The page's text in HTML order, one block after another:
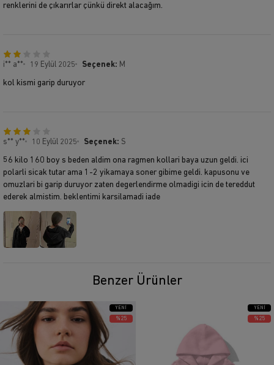
renklerini de çıkarırlar çünkü direkt alacağım.
i** a** 19 Eylül 2025 Seçenek: M
kol kismi garip duruyor
s** y** 10 Eylül 2025 Seçenek: S
56 kilo 160 boy s beden aldim ona ragmen kollari baya uzun geldi. ici
polarli sicak tutar ama 1-2 yikamaya soner gibime geldi. kapusonu ve
omuzlari bi garip duruyor zaten degerlendirme olmadigi icin de tereddut
ederek almistim. beklentimi karsilamadi iade
Benzer Ürünler
YENI
ÜRÜN
%25
YENI
ÜRÜN
%25